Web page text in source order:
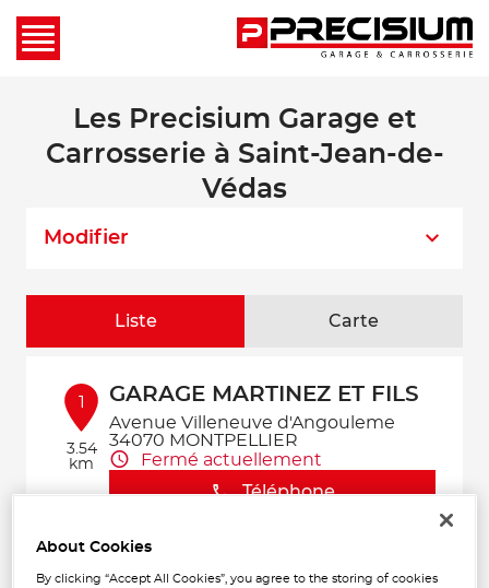
Les Precisium Garage et
Carrosserie à Saint-Jean-de-
Védas
Modifier
Liste Carte
1
3.54
km
GARAGE MARTINEZ ET FILS
Avenue Villeneuve d'Angouleme
34070 MONTPELLIER
Fermé actuellement
Téléphone
About Cookies
By clicking “Accept All Cookies”, you agree to the storing of cookies